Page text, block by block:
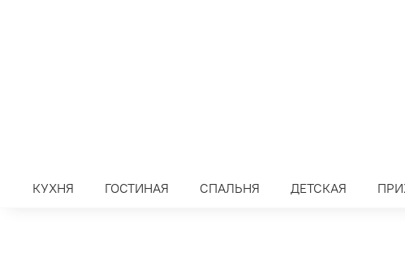
КУХНЯ ГОСТИНАЯ СПАЛЬНЯ ДЕТСКАЯ